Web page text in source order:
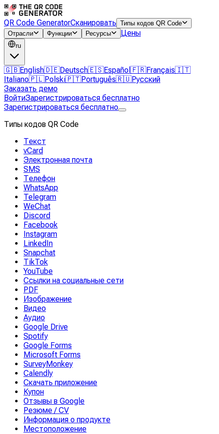
QR Code GeneratorСканировать Типы кодов QR Code
Отрасли
Функции Ресурсы Цены
ru
🇬🇧English🇩🇪Deutsch🇪🇸Español 🇫🇷Français🇮🇹
Italiano🇵🇱Polski🇵🇹Português🇷🇺Русский
Заказать демо
ВойтиЗарегистрироваться бесплатно
Зарегистрироваться бесплатно
Типы кодов QR Code
Текст
vCard
Электронная почта
SMS
Телефон
WhatsApp
Telegram
WeChat
Discord
Facebook
Instagram
LinkedIn
Snapchat
TikTok
YouTube
Ссылки на социальные сети
PDF
Изображение
Видео
Аудио
Google Drive
Spotify
Google Forms
Microsoft Forms
SurveyMonkey
Calendly
Скачать приложение
Купон
Отзывы в Google
Резюме / CV
Информация о продукте
Местоположение